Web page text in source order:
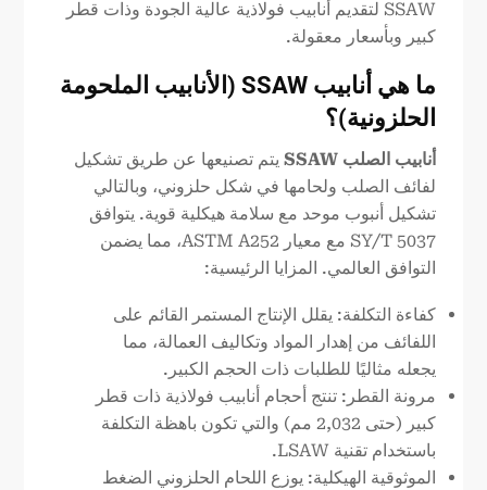
SSAW لتقديم أنابيب فولاذية عالية الجودة وذات قطر
كبير وبأسعار معقولة.
ما هي أنابيب SSAW (الأنابيب الملحومة
الحلزونية)؟
أنابيب الصلب SSAW
يتم تصنيعها عن طريق تشكيل
لفائف الصلب ولحامها في شكل حلزوني، وبالتالي
تشكيل أنبوب موحد مع سلامة هيكلية قوية. يتوافق
SY/T 5037 مع معيار ASTM A252، مما يضمن
التوافق العالمي. المزايا الرئيسية:
كفاءة التكلفة: يقلل الإنتاج المستمر القائم على
اللفائف من إهدار المواد وتكاليف العمالة، مما
يجعله مثاليًا للطلبات ذات الحجم الكبير.
مرونة القطر: تنتج أحجام أنابيب فولاذية ذات قطر
كبير (حتى 2,032 مم) والتي تكون باهظة التكلفة
باستخدام تقنية LSAW.
الموثوقية الهيكلية: يوزع اللحام الحلزوني الضغط